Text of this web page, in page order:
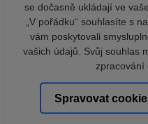
se dočasně ukládají ve
„V pořádku“ souhlasíte s
vám poskytovali
vašich údajů. Svůj souhlas
zpracování
Spravovat